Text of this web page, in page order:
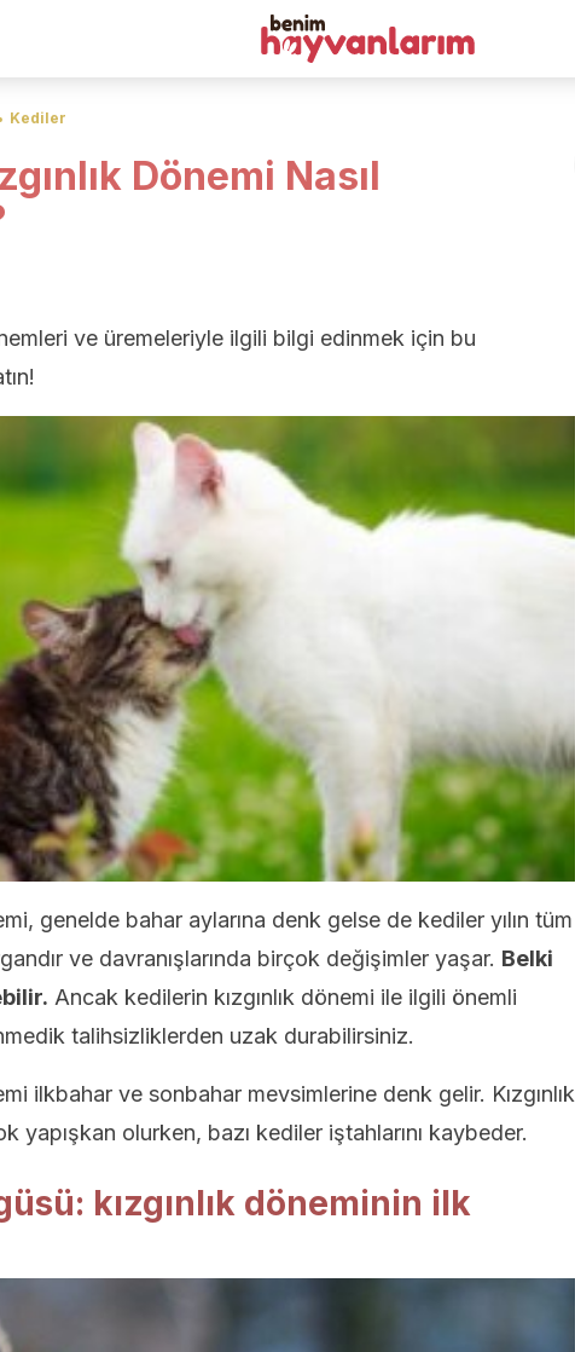
Kediler
Dönemi Nasıl
ve üremeleriyle ilgili bilgi edinmek için bu
genelde bahar aylarına denk gelse de kediler yılın tüm
ve davranışlarında birçok değişimler yaşar. Belki
Ancak kedilerin kızgınlık dönemi ile ilgili önemli
talihsizliklerden uzak durabilirsiniz.
ilkbahar ve sonbahar mevsimlerine denk gelir. Kızgınlık
yapışkan olurken, bazı kediler iştahlarını kaybeder.
kızgınlık döneminin ilk